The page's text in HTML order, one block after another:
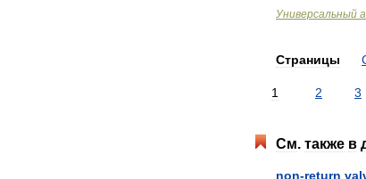
Универсальный
Страницы
1 2 3
См. также в
non-return